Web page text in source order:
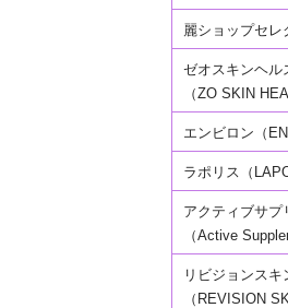
麗ショップセレ
ゼオスキンヘル
（ZO SKIN
エンビロン（
ラポリス（
アクティブサプ
（Active
リビジョンスキ
（REVISION